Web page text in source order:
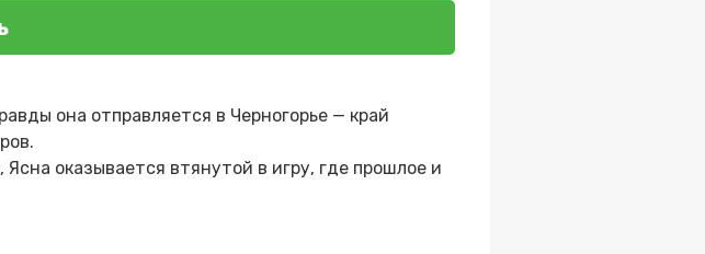
она отправляется в Черногорье — край
оказывается втянутой в игру, где прошлое и